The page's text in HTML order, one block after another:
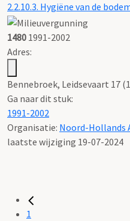
2.2.10.3. Hygiëne van de
1480 1991-2002
Adres:
Bennebroek, Leidsevaart 17
Ga naar dit stuk:
1991-2002
Organisatie: Noord-Hollands
laatste wijziging 19-07-2024
1